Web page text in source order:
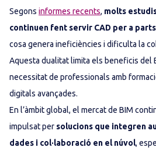
Segons informes recents, molts
continuen fent servir CAD per a
cosa genera ineficiències i dificulta la
Aquesta dualitat limita els beneficis del
necessitat de professionals amb
digitals avançades.
En l’àmbit global, el mercat de BIM
impulsat per solucions que integren
dades i col·laboració en el núvol,